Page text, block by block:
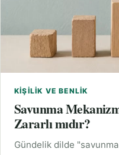
KIŞILIK VE BENLIK
Savunma
Zararlı mıdır?
Gündelik dilde